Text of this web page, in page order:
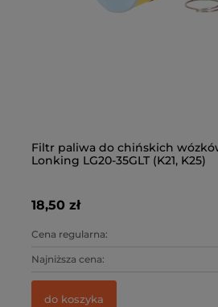
Filtr paliwa do chińskich
Lonking LG20-35GLT (K21, K25)
18,50 zł
Cena regularna:
Najniższa cena:
do koszyka